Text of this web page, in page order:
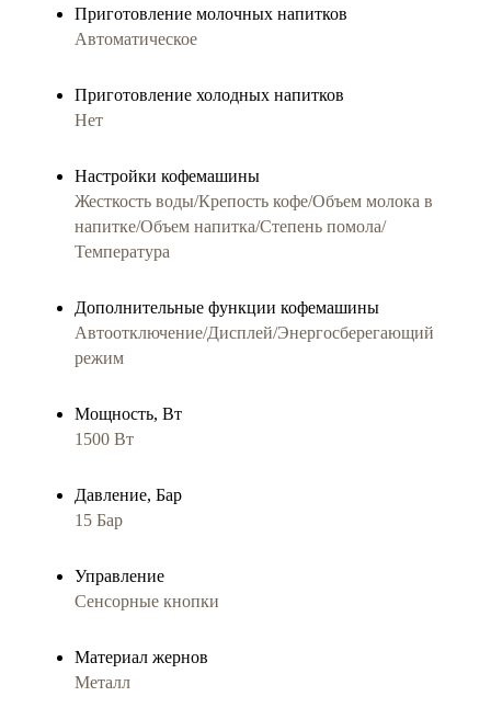
Приготовление молочныx напитков
Автоматическое
Приготовление холодных напитков
Нет
Настройки кофемашины
Жесткость воды/Крепость кофе/Объем молока в
напитке/Объем напитка/Степень помола/
Температура
Дополнительные функции кофемашины
Автоотключение/Дисплей/Энергосберегающий
режим
Мощность, Вт
1500 Вт
Давление, Бар
15 Бар
Управление
Сенсорные кнопки
Материал жернов
Металл